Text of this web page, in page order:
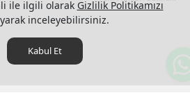
ile ilgili olarak Gizlilik Politikamızı
inceleyebilirsiniz.
Kabul Et